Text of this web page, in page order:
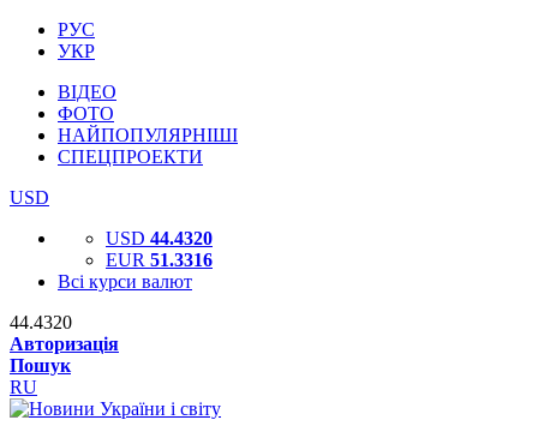
РУС
УКР
ВІДЕО
ФОТО
НАЙПОПУЛЯРНІШІ
СПЕЦПРОЕКТИ
USD
USD 44.4320
EUR 51.3316
Всі курси валют
44.4320
Авторизація
Пошук
RU